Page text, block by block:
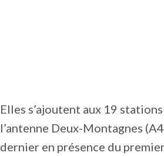
Elles s’ajoutent aux 19
l’antenne Deux-Montagnes
dernier en présence du